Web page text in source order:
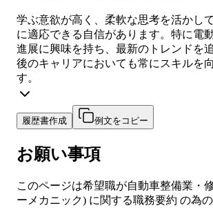
学ぶ意欲が高く、柔軟な思考を活かし
に適応できる自信があります。特に電
進展に興味を持ち、最新のトレンドを
後のキャリアにおいても常にスキルを
す。
履歴書作成 例文をコピー
お願い事項
このページは希望職が自動車整備業・
ーメカニック) に関する職務要約 の為